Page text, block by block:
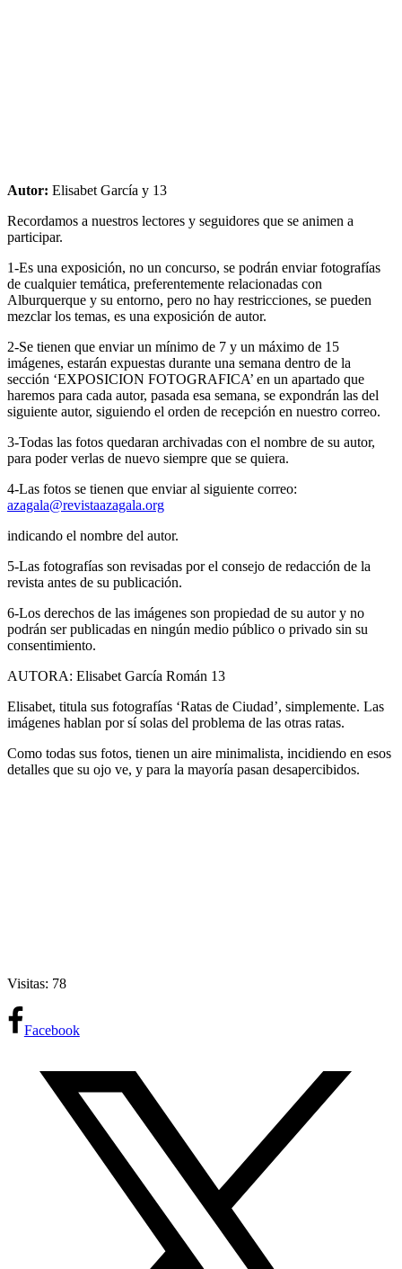
Autor: Elisabet García y 13
Recordamos a nuestros lectores y seguidores que se animen a
participar.
1-Es una exposición, no un concurso, se podrán enviar fotografías
de cualquier temática, preferentemente relacionadas con
Alburquerque y su entorno, pero no hay restricciones, se pueden
mezclar los temas, es una exposición de autor.
2-Se tienen que enviar un mínimo de 7 y un máximo de 15
imágenes, estarán expuestas durante una semana dentro de la
sección ‘EXPOSICION FOTOGRAFICA’ en un apartado que
haremos para cada autor, pasada esa semana, se expondrán las del
siguiente autor, siguiendo el orden de recepción en nuestro correo.
3-Todas las fotos quedaran archivadas con el nombre de su autor,
para poder verlas de nuevo siempre que se quiera.
4-Las fotos se tienen que enviar al siguiente correo:
azagala@revistaazagala.org
indicando el nombre del autor.
5-Las fotografías son revisadas por el consejo de redacción de la
revista antes de su publicación.
6-Los derechos de las imágenes son propiedad de su autor y no
podrán ser publicadas en ningún medio público o privado sin su
consentimiento.
AUTORA: Elisabet García Román 13
Elisabet, titula sus fotografías ‘Ratas de Ciudad’, simplemente. Las
imágenes hablan por sí solas del problema de las otras ratas.
Como todas sus fotos, tienen un aire minimalista, incidiendo en esos
detalles que su ojo ve, y para la mayoría pasan desapercibidos.
Visitas: 78
Facebook